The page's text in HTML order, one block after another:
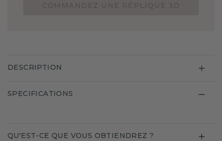
DESCRIPTION
SPECIFICATIONS
QU'EST-CE QUE VOUS OBTIENDREZ ?